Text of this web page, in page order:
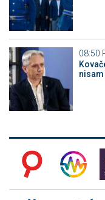
08:50
nisam